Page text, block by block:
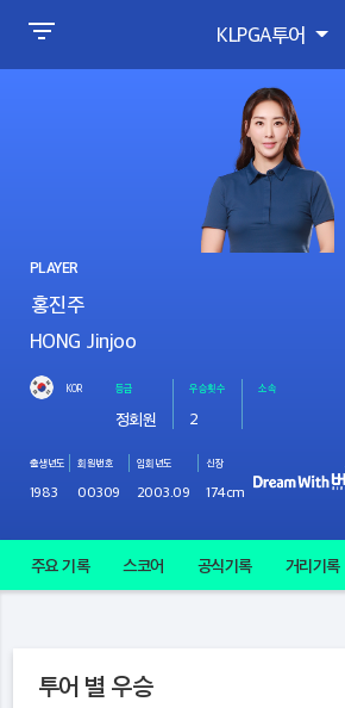
KLPGA투어
PLAYER
HONG Jinjoo
KOR 등급
정회원
우승횟수
2
소속
출생년도
1983
회원번호
00309
입회년도
2003.09
신장
174cm
주요 기록 스코어 공식기록 거리기록
투어 별 우승